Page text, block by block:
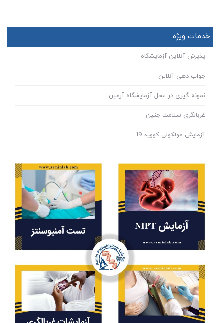
خدمات ویژه
پذیرش آنلاین آزمایشگاه
جواب دهی آنلاین
نمونه گیری در محل آزمایشگاه آرمین
غربالگری سلامت جنین
آزمایش مولکولی کووید 19